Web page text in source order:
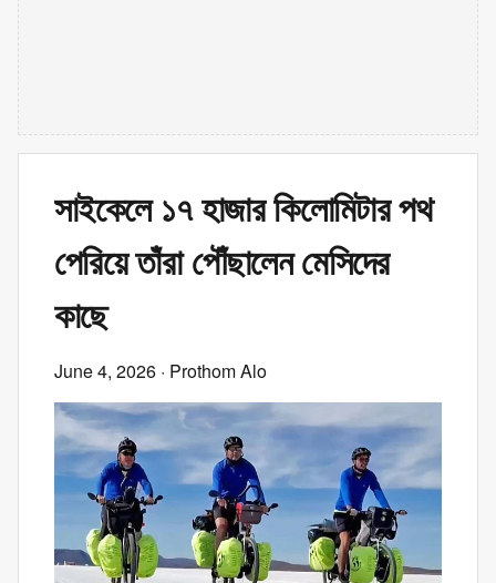
সাইকেলে ১৭ হাজার কিলোমিটার পথ
পেরিয়ে তাঁরা পৌঁছালেন মেসিদের
কাছে
June 4, 2026 · Prothom Alo